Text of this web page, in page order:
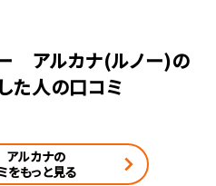
アルカナ(ルノー)の
た人の口コミ
ルカナの
をもっと見る